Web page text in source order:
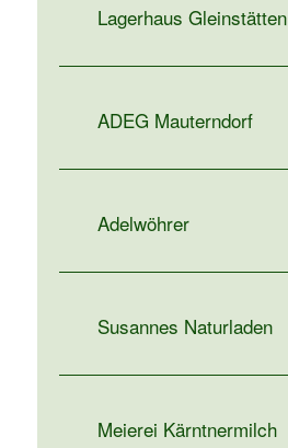
Lagerhaus Gleinstätten
ADEG Mauterndorf
Adelwöhrer
Susannes Naturladen
Meierei Kärntnermilch